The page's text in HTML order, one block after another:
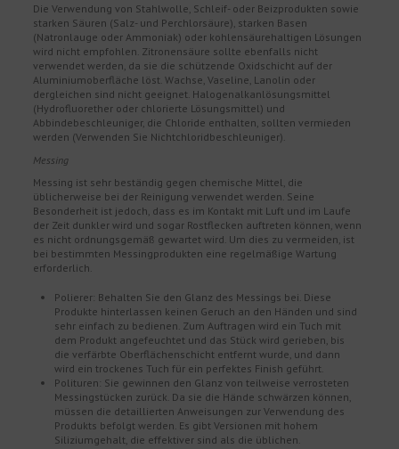
Die Verwendung von Stahlwolle, Schleif- oder Beizprodukten sowie
starken Säuren (Salz- und Perchlorsäure), starken Basen
(Natronlauge oder Ammoniak) oder kohlensäurehaltigen Lösungen
wird nicht empfohlen. Zitronensäure sollte ebenfalls nicht
verwendet werden, da sie die schützende Oxidschicht auf der
Aluminiumoberfläche löst. Wachse, Vaseline, Lanolin oder
dergleichen sind nicht geeignet. Halogenalkanlösungsmittel
(Hydrofluorether oder chlorierte Lösungsmittel) und
Abbindebeschleuniger, die Chloride enthalten, sollten vermieden
werden (Verwenden Sie Nichtchloridbeschleuniger).
Messing
Messing ist sehr beständig gegen chemische Mittel, die
üblicherweise bei der Reinigung verwendet werden. Seine
Besonderheit ist jedoch, dass es im Kontakt mit Luft und im Laufe
der Zeit dunkler wird und sogar Rostflecken auftreten können, wenn
es nicht ordnungsgemäß gewartet wird. Um dies zu vermeiden, ist
bei bestimmten Messingprodukten eine regelmäßige Wartung
erforderlich.
Polierer: Behalten Sie den Glanz des Messings bei. Diese
Produkte hinterlassen keinen Geruch an den Händen und sind
sehr einfach zu bedienen. Zum Auftragen wird ein Tuch mit
dem Produkt angefeuchtet und das Stück wird gerieben, bis
die verfärbte Oberflächenschicht entfernt wurde, und dann
wird ein trockenes Tuch für ein perfektes Finish geführt.
Polituren: Sie gewinnen den Glanz von teilweise verrosteten
Messingstücken zurück. Da sie die Hände schwärzen können,
müssen die detaillierten Anweisungen zur Verwendung des
Produkts befolgt werden. Es gibt Versionen mit hohem
Siliziumgehalt, die effektiver sind als die üblichen.